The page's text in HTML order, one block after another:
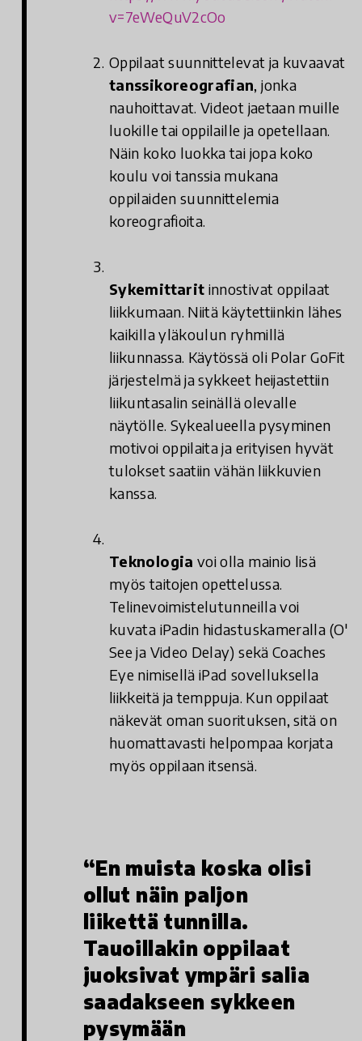
v=7eWeQuV2cOo
Oppilaat suunnittelevat ja kuvaavat
tanssikoreografian, jonka
nauhoittavat. Videot jaetaan muille
luokille tai oppilaille ja opetellaan.
Näin koko luokka tai jopa koko
koulu voi tanssia mukana
oppilaiden suunnittelemia
koreografioita.
Sykemittarit innostivat oppilaat
liikkumaan. Niitä käytettiinkin lähes
kaikilla yläkoulun ryhmillä
liikunnassa. Käytössä oli Polar GoFit
järjestelmä ja sykkeet heijastettiin
liikuntasalin seinällä olevalle
näytölle. Sykealueella pysyminen
motivoi oppilaita ja erityisen hyvät
tulokset saatiin vähän liikkuvien
kanssa.
Teknologia voi olla mainio lisä
myös taitojen opettelussa.
Telinevoimistelutunneilla voi
kuvata iPadin hidastuskameralla (O'
See ja Video Delay) sekä Coaches
Eye nimisellä iPad sovelluksella
liikkeitä ja temppuja. Kun oppilaat
näkevät oman suorituksen, sitä on
huomattavasti helpompaa korjata
myös oppilaan itsensä.
“En muista koska olisi
ollut näin paljon
liikettä tunnilla.
Tauoillakin oppilaat
juoksivat ympäri salia
saadakseen sykkeen
pysymään